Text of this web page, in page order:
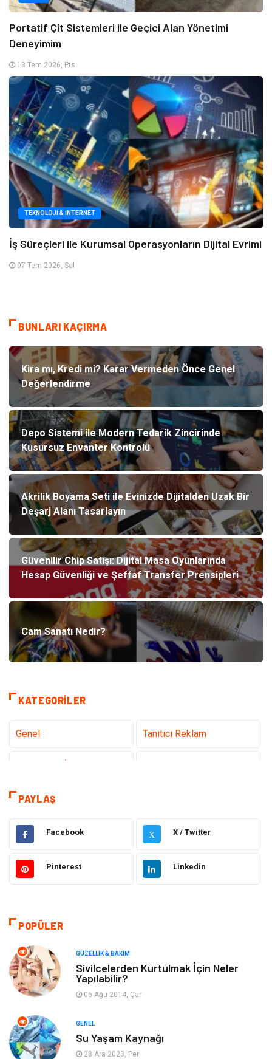
Portatif Çit Sistemleri ile Geçici Alan Yönetimi
Deneyimim
13 Tem 2026, Pts
TEKNOLOJI & İNTERNET
İş Süreçleri ile Kurumsal Operasyonların Dijital Evrimi
07 Tem 2026, Sal
BUNLARI KAÇIRMA
Kira mı, Kredi mi? Karar Vermeden Önce Genel
Değerlendirme
Depo Sistemi ile Modern Tedarik Zincirinde
Kusursuz Envanter Kontrolü
Akrilik Boyama Seti ile Evinizde Dijitalden Uzak Bir
Deşarj Alanı Tasarlayın
Güvenilir Chip Satışı: Dijital Masa Oyunlarında
Hesap Güvenliği ve Şeffaf Transfer Prensipleri
Cam Sanatı Nedir?
KATEGORILER
Genel Tanıtıcı Reklam
Teknoloji & İnternet
Eğitim & Kariyer
Gündem Hukuk
Moda Sağlıklı Yaşam
Bilgisayar & Yazılım
Makine
Giyim
Keyif & Hobi Organizasyon
PAYLAŞ
Facebook X X / Twitter
Pinterest Linkedin
POPÜLER
GÜZELLIK & BAKIM
Sivilcelerden Kurtulmak İçin Neler
Yapılabilir?
06 Ağu 2014, Çar
GENEL
Su Yaşam Kaynağı
28 Ara 2023, Per